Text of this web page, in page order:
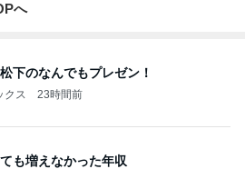
へ
下のなんでもプレゼン！
クス 23時間前
も増えなかった年収